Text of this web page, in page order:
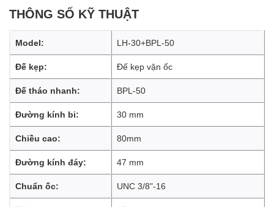
THÔNG SỐ KỸ THUẬT
Model: LH-30+BPL-50
Đế kẹp: Đế kẹp vặn ốc
Đế tháo nhanh: BPL-50
Đường kính bi: 30 mm
Chiều cao: 80mm
Đường kính đáy: 47 mm
Chuẩn ốc: UNC 3/8"-16